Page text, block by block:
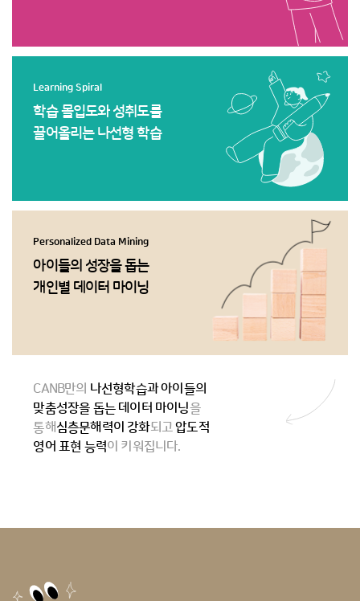
Learning Spiral
학습 몰입도와 성취도를
끌어올리는 나선형 학습
Personalized Data Mining
아이들의 성장을 돕는
개인별 데이터 마이닝
CANB만의 나선형학습과 아이들의
맞춤성장을 돕는 데이터 마이닝을
통해심층문해력이 강화되고압도적
영어 표현 능력이 키워집니다.